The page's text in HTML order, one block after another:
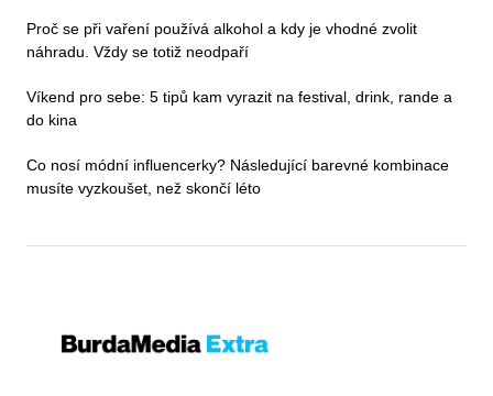
Proč se při vaření používá alkohol a kdy je vhodné zvolit
náhradu. Vždy se totiž neodpaří
Víkend pro sebe: 5 tipů kam vyrazit na festival, drink, rande a
do kina
Co nosí módní influencerky? Následující barevné kombinace
musíte vyzkoušet, než skončí léto